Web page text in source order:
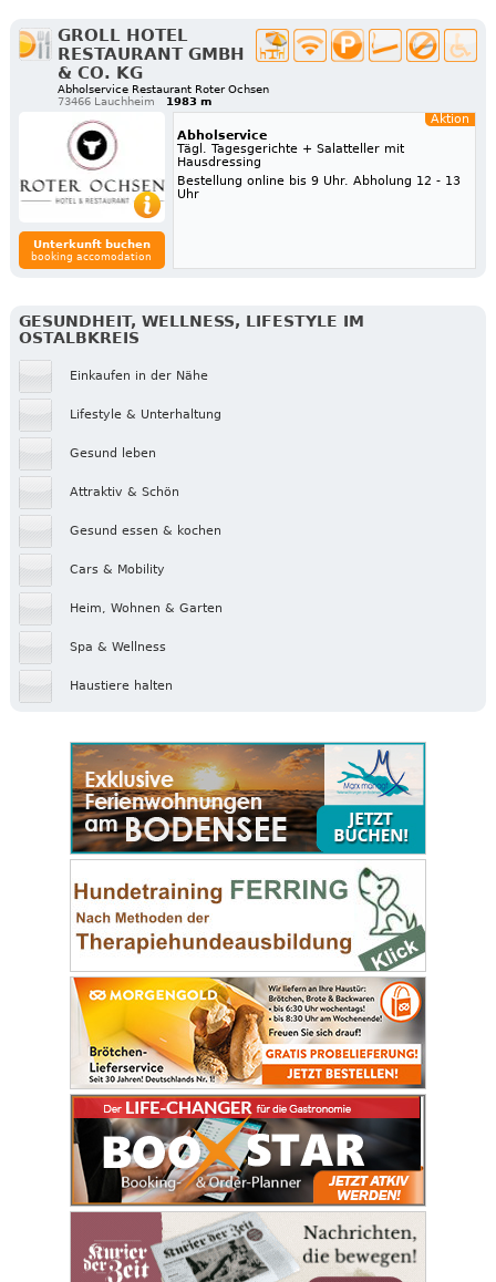
GROLL HOTEL
RESTAURANT GMBH
& CO. KG
Abholservice Restaurant Roter Ochsen
73466 Lauchheim
1983 m
Unterkunft buchen
booking accomodation
Aktion
Abholservice
Tägl. Tagesgerichte + Salatteller mit
Hausdressing
Bestellung online bis 9 Uhr. Abholung 12 - 13
Uhr
GESUNDHEIT, WELLNESS, LIFESTYLE IM
OSTALBKREIS
Einkaufen in der Nähe
Lifestyle & Unterhaltung
Gesund leben
Attraktiv & Schön
Gesund essen & kochen
Cars & Mobility
Heim, Wohnen & Garten
Spa & Wellness
Haustiere halten